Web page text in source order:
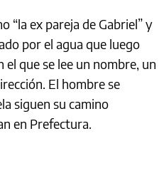
“la ex pareja de Gabriel” y
por el agua que luego
el que se lee un nombre, un
El hombre se
siguen su camino
en Prefectura.